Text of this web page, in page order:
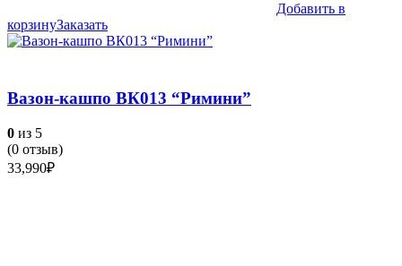
Добавить в
корзинуЗаказать
Вазон-кашпо ВК013 “Римини”
0 из 5
(0 отзыв)
33,990₽